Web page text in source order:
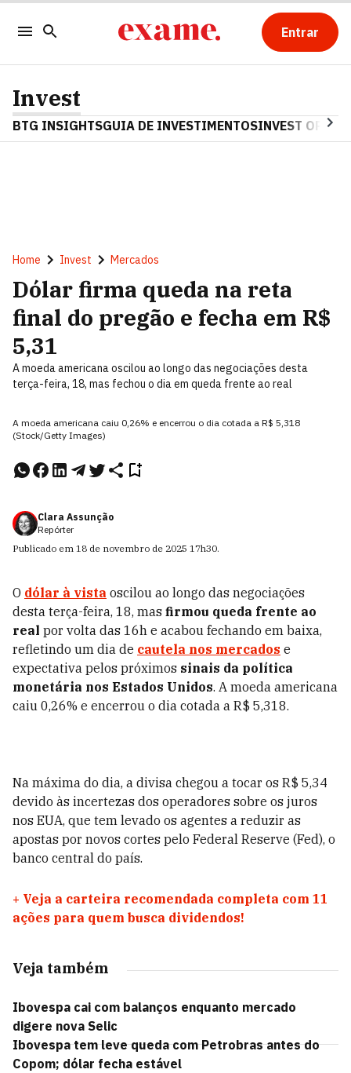
Entrar
Invest
BTG INSIGHTSGUIA DE INVESTIMENTOSINVEST OPINA
Home Invest Mercados
Dólar firma queda na reta
final do pregão e fecha em R$
5,31
A moeda americana oscilou ao longo das negociações desta
terça-feira, 18, mas fechou o dia em queda frente ao real
A moeda americana caiu 0,26% e encerrou o dia cotada a R$ 5,318
(Stock/Getty Images)
Clara Assunção
Repórter
Publicado em 18 de novembro de 2025 17h30.
O dólar à vista oscilou ao longo das negociações
desta terça-feira, 18, mas firmou queda frente ao
real por volta das 16h e acabou fechando em baixa,
refletindo um dia de cautela nos mercados e
expectativa pelos próximos sinais da política
monetária nos Estados Unidos. A moeda americana
caiu 0,26% e encerrou o dia cotada a R$ 5,318.
Na máxima do dia, a divisa chegou a tocar os R$ 5,34
devido às incertezas dos operadores sobre os juros
nos EUA, que tem levado os agentes a reduzir as
apostas por novos cortes pelo Federal Reserve (Fed), o
banco central do país.
+ Veja a carteira recomendada completa com 11
ações para quem busca dividendos!
Veja também
Ibovespa cai com balanços enquanto mercado
digere nova Selic
Ibovespa tem leve queda com Petrobras antes do
Copom; dólar fecha estável